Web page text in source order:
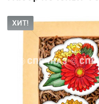
ХИТ!